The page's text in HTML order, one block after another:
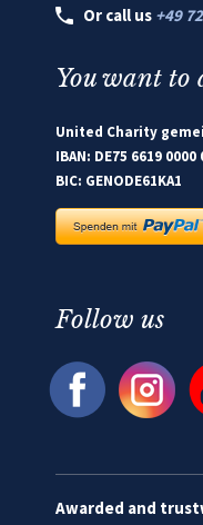
Or call us +49
You want to
United Charity
IBAN: DE75 6619 0000
BIC: GENODE61KA1
Follow us
Awarded and